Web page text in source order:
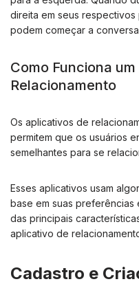
direita em seus respectivos
podem começar a
Como Funciona
Relacionamento
Os aplicativos de
permitem que os usuários
semelhantes para se
Esses aplicativos usam
base em suas preferências
das principais
aplicativo de
Cadastro e